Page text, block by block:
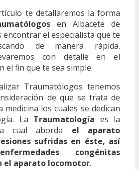
te detallaremos la forma
en Albacete de
encontrar el especialista que te
de manera rápida.
con detalle en el
el fin que te sea simple.
Traumatólogos tenemos
de que se trata de
medicina los cuales se dedican
La Traumatología es la
cual aborda el aparato
sufridas en éste, así
congénitas
el aparato locomotor.